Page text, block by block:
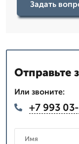
Задать
Отправьте
Или звоните:
+7 993